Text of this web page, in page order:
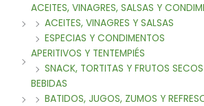
ACEITES, VINAGRES, SALSAS Y
ACEITES, VINAGRES Y SALSAS
ESPECIAS Y CONDIMENTOS
APERITIVOS Y TENTEMPIÉS
SNACK, TORTITAS Y FRUTOS SECOS
BEBIDAS
BATIDOS, JUGOS, ZUMOS Y